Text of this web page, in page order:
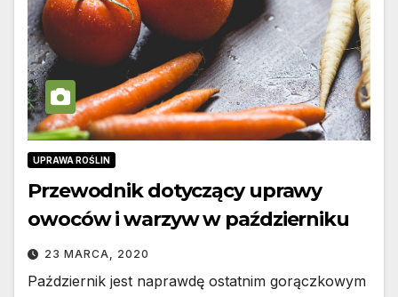
UPRAWA ROŚLIN
Przewodnik dotyczący uprawy
owoców i warzyw w październiku
23 MARCA, 2020
Październik jest naprawdę ostatnim gorączkowym